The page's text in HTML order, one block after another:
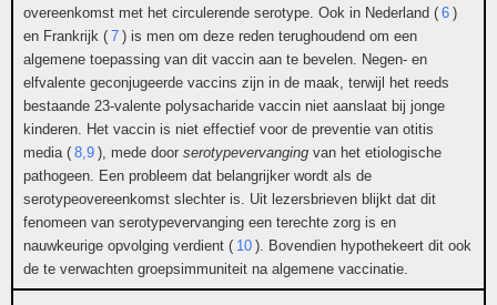
overeenkomst met het circulerende serotype. Ook in Nederland ( 6 )
en Frankrijk ( 7 ) is men om deze reden terughoudend om een
algemene toepassing van dit vaccin aan te bevelen. Negen- en
elfvalente geconjugeerde vaccins zijn in de maak, terwijl het reeds
bestaande 23-valente polysacharide vaccin niet aanslaat bij jonge
kinderen. Het vaccin is niet effectief voor de preventie van otitis
media ( 8,9 ), mede door serotypevervanging van het etiologische
pathogeen. Een probleem dat belangrijker wordt als de
serotypeovereenkomst slechter is. Uit lezersbrieven blijkt dat dit
fenomeen van serotypevervanging een terechte zorg is en
nauwkeurige opvolging verdient ( 10 ). Bovendien hypothekeert dit ook
de te verwachten groepsimmuniteit na algemene vaccinatie.